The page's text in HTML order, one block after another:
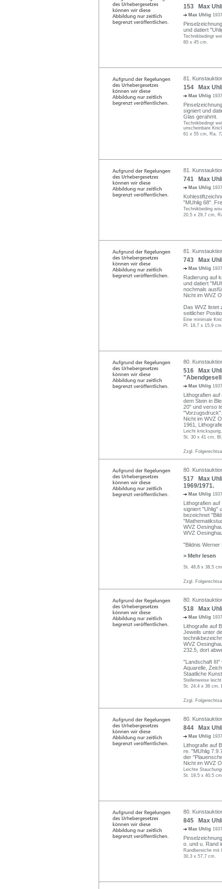
153 Max
Max Uhlig
und datiert
Technikbedingt
60 x 45 cm.
81.
154 Max
Max Uhlig
signiert und
Glas gerahmt.
Technikbedingt
unscheinbare
61 x 55 cm, Ra.
81.
741 Max
Max Uhlig
"MUhlig 68".
Technikbeding
20,5 x 29,7 cm,
81.
743 Max
Max Uhlig
Radierung auf
und datiert
nochmals
Nicht im WVZ
Das WVZ listet
seitlicher
Eine minimale
Pl. 18,7 x 15,9
80.
516 Max
Max Uhlig
Lithografien
dem Stein in
20" und verso
"Vorzugsdruck".
Nicht im WVZ
1961,
Leicht
St. 30 x 41 cm,
Zzgl.
80.
517 Max
1969/1971.
Max Uhlig
Lithografien
signiert "Uhlig"
bezeichnet
WVZ
WVZ
"Bildnis Werner
> Mehr lesen
St. 48,8 x 38,5
Zzgl.
80.
518 Max
Max Uhlig
Lithografie auf
Jeweils unter
WVZ
232.5, dort
"Landschaft III"
Aquarelle,
Staatliche
Stellenweise
St. 24,4 x 36 cm,
Zzgl.
80.
844 Max
Max Uhlig
Lithografie auf
re. "MUhlig
der
Nicht im WVZ
Leichte
St. 19,5 x 40,5
80.
845 Max
Max Uhlig
o. und u. Rand
Randbereiche mit
30,3 x 57,7 cm.